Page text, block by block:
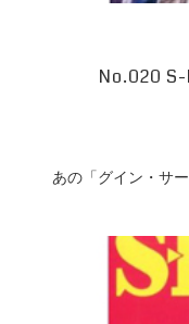
No.020 S-
あの「グイン・サ